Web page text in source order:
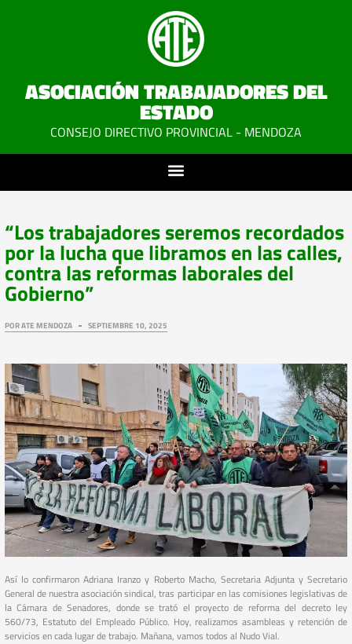
ASOCIACIÓN TRABAJADORES DEL
ESTADO
CONSEJO DIRECTIVO PROVINCIAL - MENDOZA
“Los trabajadores seremos recordados
por la lucha que libramos en las calles,
contra las reformas laborales del
Gobierno”
PORATE MENDOZA SEPTIEMBRE 10, 2025
Así lo confirmaron Adriana Iranzo y Roberto Macho, Secretaria Adjunta y Secretario
General de nuestra asociación sindical, tras participar en las comisiones legislativas de
la Cámara de Senadores, donde se trató el proyecto de reforma del decreto ley
560/73, Estatuto del Empleado Público. Hoy, realizamos asambleas y retención de
servicios en cada lugar de trabajo. Mañana, vamos todos al Nudo Vial.